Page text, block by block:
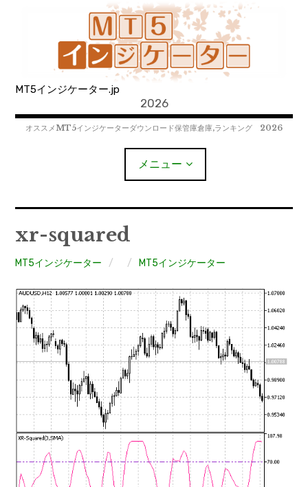
MT5インジケーター.jp
2026
オススメMT5インジケーターダウンロード保管庫倉庫,ランキング 2026
メニュー
MT5EAﾀﾞｳﾝﾛｰﾄﾞ
MT4インジケーター
mqファイルをexファイルにする方法
xr-squared
MT5インジケーター MT5インジケーター